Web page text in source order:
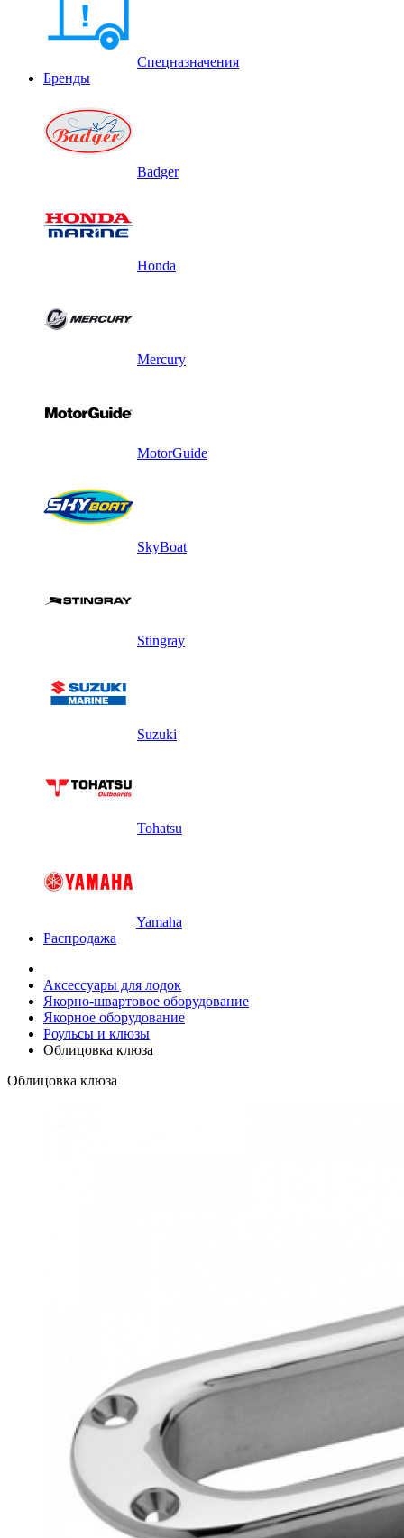
Спецназначения
Бренды
Badger
Honda
Mercury
MotorGuide
SkyBoat
Stingray
Suzuki
Tohatsu
Yamaha
Распродажа
Аксессуары для лодок
Якорно-швартовое оборудование
Якорное оборудование
Роульсы и клюзы
Облицовка клюза
Облицовка клюза